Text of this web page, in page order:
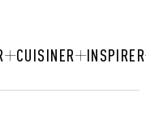
CUISINER INSPIRER